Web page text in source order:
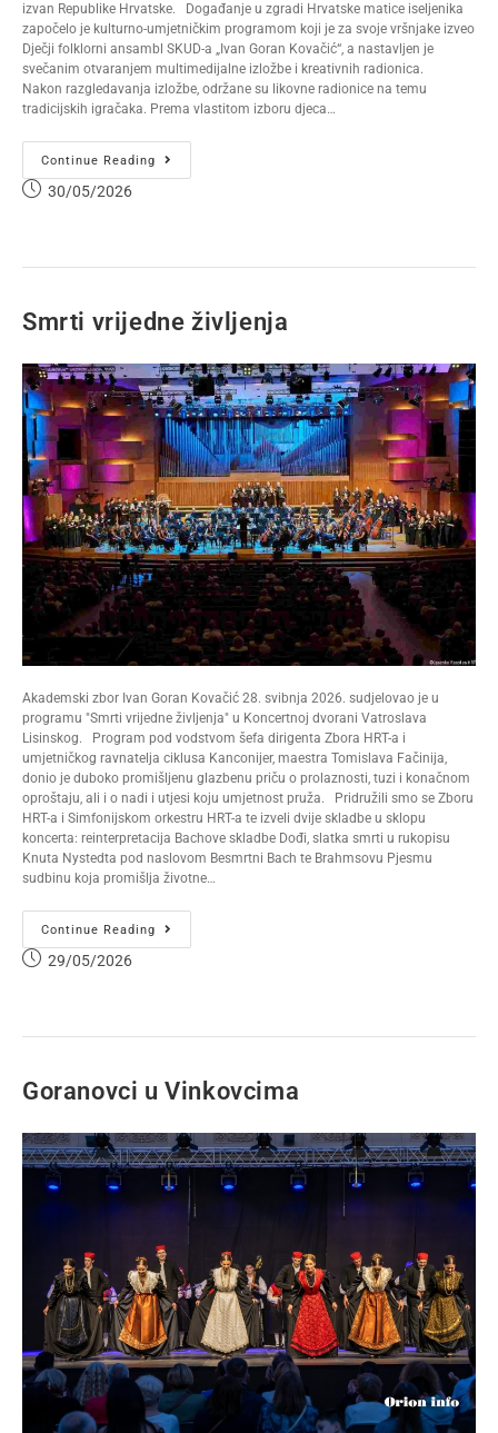
izvan Republike Hrvatske. Događanje u zgradi Hrvatske matice iseljenika
započelo je kulturno-umjetničkim programom koji je za svoje vršnjake izveo
Dječji folklorni ansambl SKUD-a „Ivan Goran Kovačić“, a nastavljen je
svečanim otvaranjem multimedijalne izložbe i kreativnih radionica.
Nakon razgledavanja izložbe, održane su likovne radionice na temu
tradicijskih igračaka. Prema vlastitom izboru djeca…
Continue Reading
30/05/2026
Smrti vrijedne življenja
Akademski zbor Ivan Goran Kovačić 28. svibnja 2026. sudjelovao je u
programu "Smrti vrijedne življenja" u Koncertnoj dvorani Vatroslava
Lisinskog. Program pod vodstvom šefa dirigenta Zbora HRT-a i
umjetničkog ravnatelja ciklusa Kanconijer, maestra Tomislava Fačinija,
donio je duboko promišljenu glazbenu priču o prolaznosti, tuzi i konačnom
oproštaju, ali i o nadi i utjesi koju umjetnost pruža. Pridružili smo se Zboru
HRT-a i Simfonijskom orkestru HRT-a te izveli dvije skladbe u sklopu
koncerta: reinterpretacija Bachove skladbe Dođi, slatka smrti u rukopisu
Knuta Nystedta pod naslovom Besmrtni Bach te Brahmsovu Pjesmu
sudbinu koja promišlja životne…
Continue Reading
29/05/2026
Goranovci u Vinkovcima